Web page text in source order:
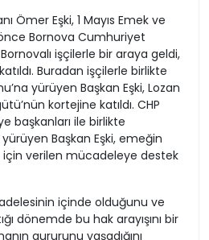
Ömer Eşki, 1 Mayıs Emek ve
Bornova Cumhuriyet
işçilerle bir araya geldi,
Buradan işçilerle birlikte
yürüyen Başkan Eşki, Lozan
kortejine katıldı. CHP
başkanları ile birlikte
Başkan Eşki, emeğin
için verilen mücadeleye destek
içinde olduğunu ve
dönemde bu hak arayışını bir
gururunu yaşadığını